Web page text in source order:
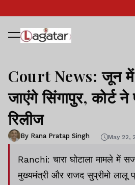
Court News: जून में
जाएंगे सिंगापुर, कोर्ट ने
रिलीज
By Rana Pratap Singh May 22,
Ranchi: चारा घोटाला मामले में
मुख्यमंत्री और राजद सुप्रीमो लालू